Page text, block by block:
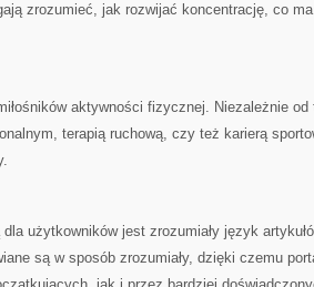
zrozumieć, jak rozwijać koncentrację, co
aktywności fizycznej. Niezależnie
terapią ruchową, czy też karierą
użytkowników jest zrozumiały język
są w sposób zrozumiały, dzięki czemu